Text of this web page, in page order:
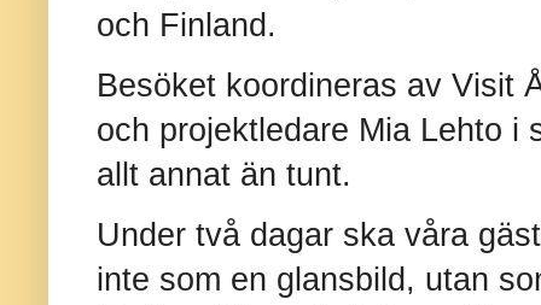
och Finland.
Besöket koordineras av Visit
och projektledare Mia Lehto i
allt annat än tunt.
Under två dagar ska våra
inte som en glansbild, utan